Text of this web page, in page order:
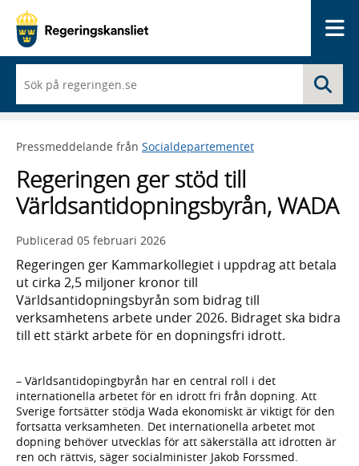
du
börjar
skriva
framträder
lista
med
sökförslag
Pressmeddelande från Socialdepartementet
Regeringen ger stöd till
Världsantidopningsbyrån, WADA
Publicerad 05 februari 2026
Regeringen ger Kammarkollegiet i uppdrag att betala
ut cirka 2,5 miljoner kronor till
Världsantidopningsbyrån som bidrag till
verksamhetens arbete under 2026. Bidraget ska bidra
till ett stärkt arbete för en dopningsfri idrott.
– Världsantidopingbyrån har en central roll i det
internationella arbetet för en idrott fri från dopning. Att
Sverige fortsätter stödja Wada ekonomiskt är viktigt för den
fortsatta verksamheten. Det internationella arbetet mot
dopning behöver utvecklas för att säkerställa att idrotten är
ren och rättvis, säger socialminister Jakob Forssmed.